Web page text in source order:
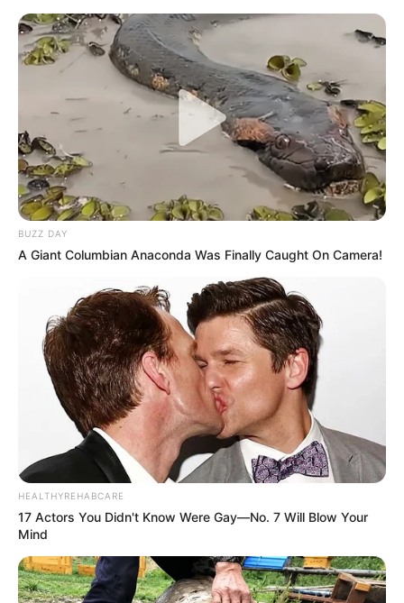
BUZZ DAY
A Giant Columbian Anaconda Was Finally Caught On Camera!
HEALTHYREHABCARE
17 Actors You Didn't Know Were Gay—No. 7 Will Blow Your
Mind